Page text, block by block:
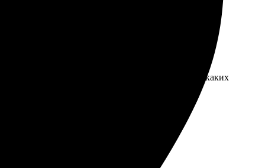
вовремя. Удобно загружать фото через сайт, никаких
буду заказывать снова!